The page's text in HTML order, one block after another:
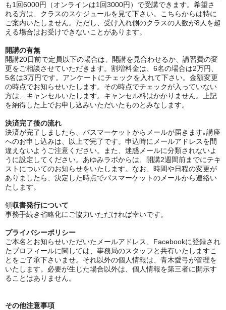
も1回6000円（オンラインは1回3000円）で受講できます。希望さ
れる方は、クラスのスケジュールを見て下さい。こちらからは特に
ご案内いたしません。ただし、受け入れ側のクラスの人数が8人を超
える場合はお受けできないことがあります。
開講の有無
開講20日前で定員以下の場合は、開講を見合わせるか、講習費の変
更をご相談させていただきます。割増料金は、6名の場合は2万円、
5名は3万円です。アンケートにチェックを入れて下さい。金額変更
の時点でお知らせいたします。その時点でチェックが入っていない
方は、キャンセルいたします。キャンセル料はかかりません。上記
を納得した上でお申し込みいただいたものとみなします。
決済完了後の流れ
決済が完了しましたら、パスマーケットからメールが届きます｡講座
へのお申し込みは、以上で完了です。申込時にメールアドレスを間
違えないようご注意ください。また、迷惑メールに分類されないよ
うに設定してください。あゆみラボからは、開講2週間前までにテキ
ストについてのお知らせをいたします。なお、時間や日程の変更が
ありましたら、決定した時点でパスマーケットのメールから連絡い
たします。
領収書発行について
事務手続き省略化にご協力いただければ幸いです。
プライバシーポリシー
ご本名とお知らせいただいたメールアドレス、Facebookに登録され
たプロフィールに関しては、事務局のスタッフと共有いたしますこ
とをご了承下さいませ。それ以外の個人情報は、青木愛弓が管理を
いたします。必要が生じた場合以外は、個人情報を第三者に開示す
ることはありません。
その他注意事項